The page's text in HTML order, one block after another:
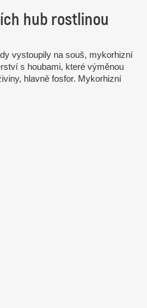
hub rostlinou
vystoupily na souš, mykorhizní
s houbami, které výměnou
hlavně fosfor. Mykorhizní